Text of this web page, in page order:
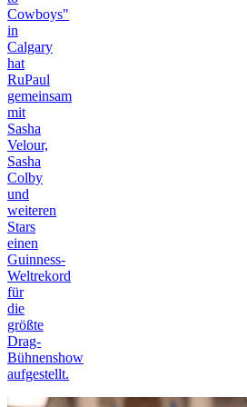
Cowboys"
in
Calgary
hat
RuPaul
gemeinsam
mit
Sasha
Velour,
Sasha
Colby
und
weiteren
Stars
einen
Guinness-
Weltrekord
für
die
größte
Drag-
Bühnenshow
aufgestellt.